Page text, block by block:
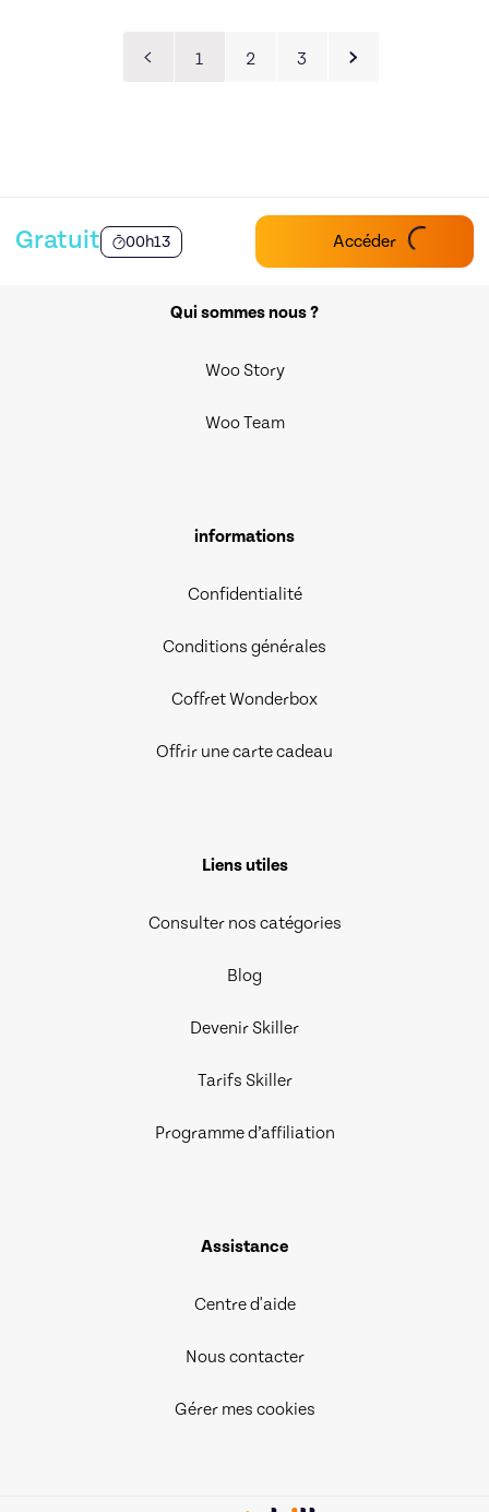
1 2 3
Gratuit 00h13 Accéder
Qui sommes nous ?
Woo Story
Woo Team
informations
Confidentialité
Conditions générales
Coffret Wonderbox
Offrir une carte cadeau
Liens utiles
Consulter nos catégories
Blog
Devenir Skiller
Tarifs Skiller
Programme d’affiliation
Assistance
Centre d'aide
Nous contacter
Gérer mes cookies